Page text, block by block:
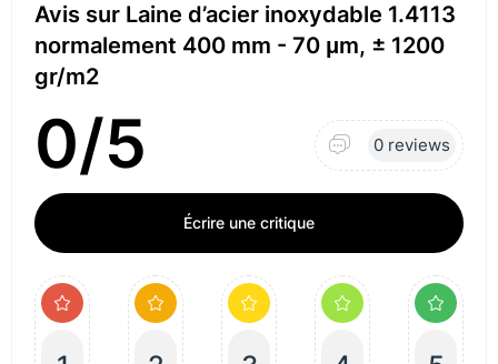
Avis sur Laine d’acier inoxydable 1.4113
normalement 400 mm - 70 μm, ± 1200
gr/m2
0/5 0 reviews
Écrire une critique